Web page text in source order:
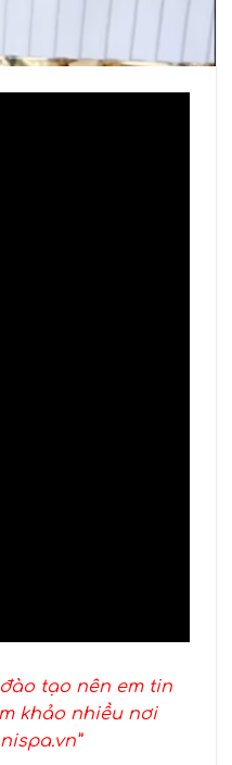
tạo nên em tin
khảo nhiều nơi